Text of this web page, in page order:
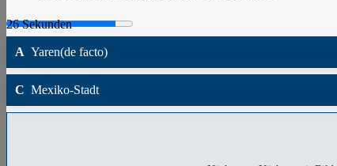
A Yaren(de facto)
C Mexiko-Stadt